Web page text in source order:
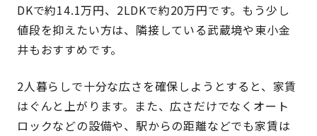
DKで約14.1万円、2LDKで約20万円です。もう少し
値段を抑えたい方は、隣接している武蔵境や東小金
井もおすすめです。
2人暮らしで十分な広さを確保しようとすると、家賃
はぐんと上がります。また、広さだけでなくオート
ロックなどの設備や、駅からの距離などでも家賃は